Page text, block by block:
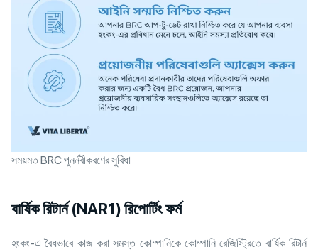
সময়মত BRC পুনর্নবীকরণের সুবিধা
বার্ষিক রিটার্ন (NAR1) রিপোর্টিং ফর্ম
হংকং-এ বৈধভাবে কাজ করা সমস্ত কোম্পানিকে কোম্পানি রেজিস্ট্রিতে বার্ষিক রিটার্ন